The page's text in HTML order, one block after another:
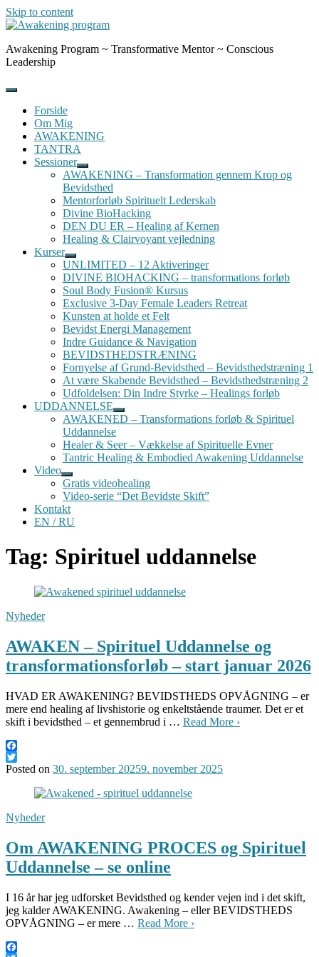
Skip to content
Awakening Program ~ Transformative Mentor ~ Conscious
Leadership
Forside
Om Mig
AWAKENING
TANTRA
Sessioner
AWAKENING – Transformation gennem Krop og
Bevidsthed
Mentorforløb Spirituelt Lederskab
Divine BioHacking
DEN DU ER – Healing af Kernen
Healing & Clairvoyant vejledning
Kurser
UNLIMITED – 12 Aktiveringer
DIVINE BIOHACKING – transformations forløb
Soul Body Fusion® Kursus
Exclusive 3-Day Female Leaders Retreat
Kunsten at holde et Felt
Bevidst Energi Management
Indre Guidance & Navigation
BEVIDSTHEDSTRÆNING
Fornyelse af Grund-Bevidsthed – Bevidsthedstræning 1
At være Skabende Bevidsthed – Bevidsthedstræning 2
Udfoldelsen: Din Indre Styrke – Healings forløb
UDDANNELSE
AWAKENED – Transformations forløb & Spirituel
Uddannelse
Healer & Seer – Vækkelse af Spirituelle Evner
Tantric Healing & Embodied Awakening Uddannelse
Video
Gratis videohealing
Video-serie “Det Bevidste Skift”
Kontakt
EN / RU
Tag: Spirituel uddannelse
Nyheder
AWAKEN – Spirituel Uddannelse og
transformationsforløb – start januar 2026
HVAD ER AWAKENING? BEVIDSTHEDS OPVÅGNING – er
mere end healing af livshistorie og enkeltstående traumer. Det er et
skift i bevidsthed – et gennembrud i … Read More ›
Facebook
Twitter
Posted on 30. september 20259. november 2025
Nyheder
Om AWAKENING PROCES og Spirituel
Uddannelse – se online
I 16 år har jeg udforsket Bevidsthed og kender vejen ind i det skift,
jeg kalder AWAKENING. Awakening – eller BEVIDSTHEDS
OPVÅGNING – er mere … Read More ›